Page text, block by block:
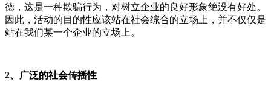
德，这是一种欺骗行为，对树立企业的良好形象绝没有好处。
因此，活动的目的性应该站在社会综合的立场上，并不仅仅是
站在我们某一个企业的立场上。
2、广泛的社会传播性